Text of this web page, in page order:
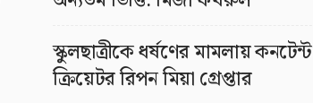
স্কুলছাত্রীকে ধর্ষণের মামলায় কনটেন্ট
ক্রিয়েটর রিপন মিয়া গ্রেপ্তার